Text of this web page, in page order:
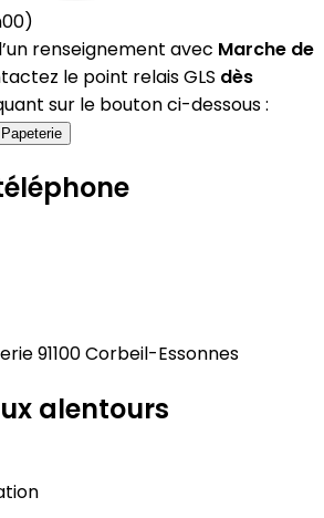
renseignement avec Marche de
le point relais GLS dès
sur le bouton ci-dessous :
91100 Corbeil-Essonnes
alentours